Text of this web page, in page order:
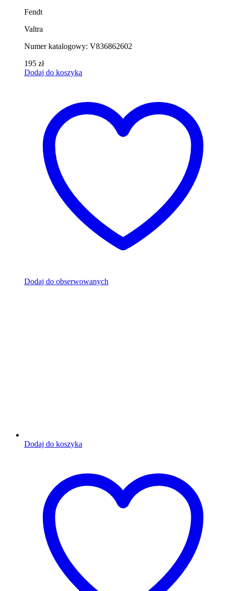
Fendt
Valtra
Numer katalogowy: V836862602
195 zł
Dodaj do koszyka
Dodaj do obserwowanych
Dodaj do koszyka